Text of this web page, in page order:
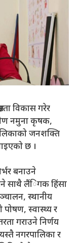
विकास गरेर
नमुना कृषक,
जनशक्ति
छ ।
बनाउने
साथै लैंिगक हिंसा
स्थानीय
स्वास्थ्य र
गराउने निर्णय
नगरपालिका र